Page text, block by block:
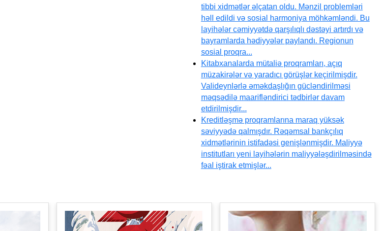
tibbi xidmətlər əlçatan oldu. Mənzil problemləri
həll edildi və sosial harmoniya möhkəmləndi. Bu
layihələr cəmiyyətdə qarşılıqlı dəstəyi artırdı və
bayramlarda hədiyyələr paylandı. Regionun
sosial proqra...
Kitabxanalarda mütaliə proqramları, açıq
müzakirələr və yaradıcı görüşlər keçirilmişdir.
Valideynlərlə əməkdaşlığın gücləndirilməsi
məqsədilə maarifləndirici tədbirlər davam
etdirilmişdir...
Kreditləşmə proqramlarına maraq yüksək
səviyyədə qalmışdır. Rəqəmsal bankçılıq
xidmətlərinin istifadəsi genişlənmişdir. Maliyyə
institutları yeni layihələrin maliyyələşdirilməsində
fəal iştirak etmişlər...